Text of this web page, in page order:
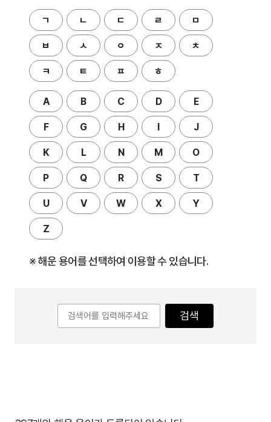
ㄱ ㄴ ㄷ ㄹ ㅁ
ㅂ ㅅ ㅇ ㅈ ㅊ
ㅋ ㅌ ㅍ ㅎ
A B C D E
F G H I J
K L N M O
P Q R S T
U V W X Y
Z
※ 해운 용어를 선택하여 이용할 수 있습니다.
검색